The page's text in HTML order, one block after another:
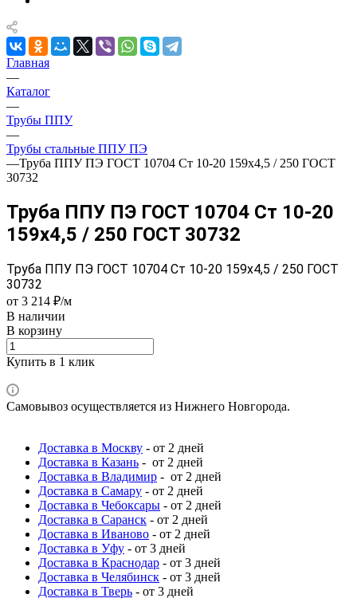
Главная
—
Каталог
—
Трубы ППУ
—
Трубы стальные ППУ ПЭ
—Труба ППУ ПЭ ГОСТ 10704 Ст 10-20 159x4,5 / 250 ГОСТ
30732
Труба ППУ ПЭ ГОСТ 10704 Ст 10-20
159x4,5 / 250 ГОСТ 30732
Труба ППУ ПЭ ГОСТ 10704 Ст 10-20 159x4,5 / 250 ГОСТ
30732
от 3 214 ₽/м
В наличии
В корзину
Купить в 1 клик
Самовывоз осуществляется из Нижнего Новгорода.
Доставка в Москву - от 2 дней
Доставка в Казань - от 2 дней
Доставка в Владимир - от 2 дней
Доставка в Самару - от 2 дней
Доставка в Чебоксары - от 2 дней
Доставка в Саранск - от 2 дней
Доставка в Иваново - от 2 дней
Доставка в Уфу - от 3 дней
Доставка в Краснодар - от 3 дней
Доставка в Челябинск - от 3 дней
Доставка в Тверь - от 3 дней